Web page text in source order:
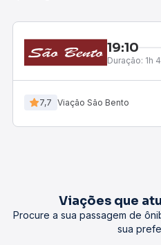
19:10
Duração: 1h
7,7 Viação São Bento
Viações que
Procure a sua passagem de
sua